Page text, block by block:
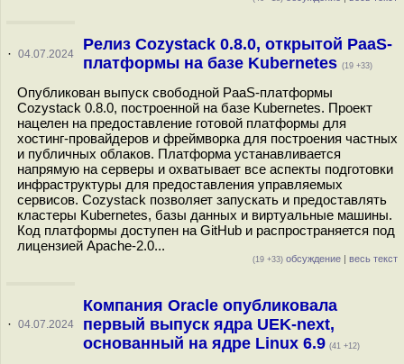
· 04.07.2024
Релиз Cozystack 0.8.0, открытой PaaS-
платформы на базе Kubernetes (19 +33)
Опубликован выпуск свободной PaaS-платформы
Cozystack 0.8.0, построенной на базе Kubernetes. Проект
нацелен на предоставление готовой платформы для
хостинг-провайдеров и фреймворка для построения частных
и публичных облаков. Платформа устанавливается
напрямую на серверы и охватывает все аспекты подготовки
инфраструктуры для предоставления управляемых
сервисов. Cozystack позволяет запускать и предоставлять
кластеры Kubernetes, базы данных и виртуальные машины.
Код платформы доступен на GitHub и распространяется под
лицензией Apache-2.0...
(19 +33) обсуждение | весь текст
· 04.07.2024
Компания Oracle опубликовала
первый выпуск ядра UEK-next,
основанный на ядре Linux 6.9 (41 +12)